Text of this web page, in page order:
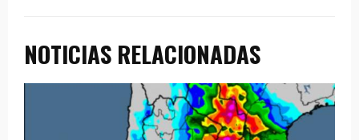
NOTICIAS RELACIONADAS